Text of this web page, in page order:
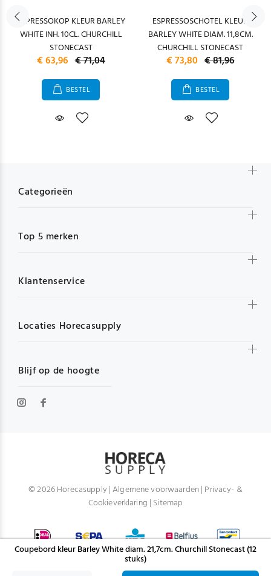
ESPRESSOKOP KLEUR BARLEY
WHITE INH. 10CL. CHURCHILL
STONECAST
€ 63,96 € 71,04
BESTEL
ESPRESSOSCHOTEL KLEUR
BARLEY WHITE DIAM. 11,8CM.
CHURCHILL STONECAST
€ 73,80 € 81,96
BESTEL
Coupebord kleur Barley White diam. 21,7cm. Churchill Stonecast (12
stuks)
Blijf op de hoogte
Categorieën
Top 5 merken
Klantenservice
Locaties Horecasupply
© 2026 Horecasupply |Algemene voorwaarden| Privacy- &
Cookieverklaring | Sitemap